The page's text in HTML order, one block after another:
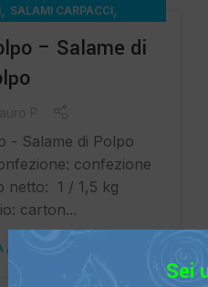
Sei
, SALAMI CARPACCI,
– Salame di
- Salame di Polpo
confezione
netto: 1 / 1,5 kg
carton...
LEGGERE